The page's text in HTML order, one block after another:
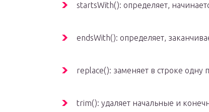
startsWith(): определяет,
endsWith(): определяет,
replace(): заменяет в строке одну
trim(): удаляет начальные и